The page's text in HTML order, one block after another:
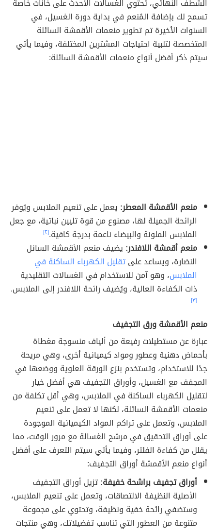
الشطف النهائي، تحتوي الغسالات الأحدث على خانات خاصة
تسمح لك بإضافة المُنعم في بداية دورة الغسيل، في
السنوات الأخيرة تم تطوير منعمات الأقمشة السائلة
المتخصصة لتلبية احتياجات المشترين المختلفة، وفيما يأتي
سيتم ذكر أفضل أنواع منعمات الأقمشة السائلة:
منعم الأقمشة المعطر: يعمل على تنعيم الملابس ويُوفر
الرائحة الجميلة لها، مصنوع من قوة تليين نباتية، مع جعل
الملابس الملونة والبيضاء ناعمة بدرجة كافية.[٢]
منعم أقمشة اللافندر: يضيف منعم الأقمشة السائل
النضارة، ويساعد علىتقليل الكهرباء الساكنة في
الملابس، وهو آمن للاستخدام في الغسالات التقليدية
ذات الكفاءة العالية، ويُضيف رائحة اللافندر إلى الملابس.
[٣]
منعم الأقمشة ورق التجفيف
عبارة عن مستطيلات رفيعة من ألياف منسوجة مغطاة
بأحماض دهنية وعطور ومواد كيميائية أخرى، وهي مريحة
جدًا للاستخدام، وتستخدم بنزع الورقة العلوية ووضعها في
المجفف مع الغسيل، وأوراق التجفيف هي أفضل خيار
لتقليل الكهرباء الساكنة في الملابس، وهي أقل تكلفة من
منعمات الأقمشة السائلة، لكنها لا تعمل على تنعيم
الملابس، وتعمل على تراكم المواد الكيميائية الموجودة
على أوراق التحقيق في مرشح الغسالة مع مرور الوقت، مما
يقلل من كفاءة الفلتر، وفيما يأتي سيتم التعرف على أفضل
أنواع منعم الأقمشة أوراق التجفيف:
أوراق تجفيف براشحة خفيفة:تزيل أوراق التجفيف
الأصلية النظيفة الالتصاقات، وتعمل على تنعيم الملابس،
وستضفي رائحة خفية ونظيفة، وتحتوي على مجموعة
متنوعة من العطور التي تناسب تفضيلاتك، وهي منتجات